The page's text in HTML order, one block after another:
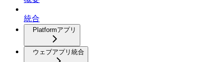
統合
Platformアプリ
ウェブアプリ統合